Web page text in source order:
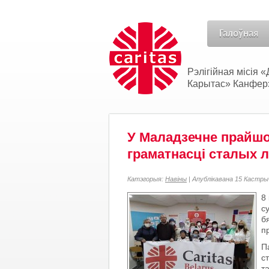
Галоўная
Рэлігійная
Карытас»
У Маладзечне
граматнасці сталых
Катэгорыя: Навіны | Апублікавана 15
8